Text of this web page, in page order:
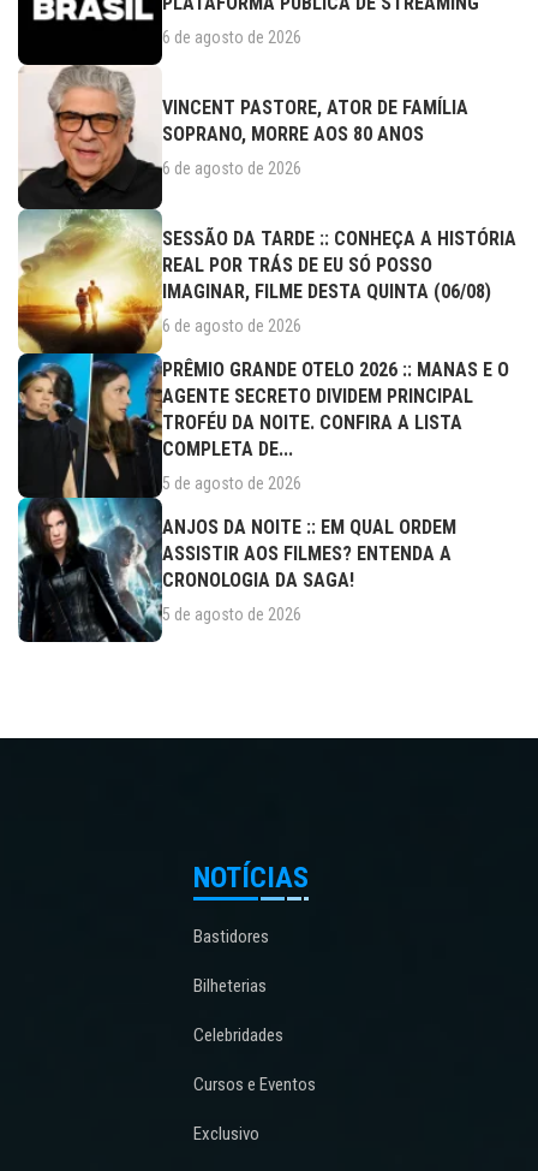
6 de agosto de 2026
VINCENT PASTORE, ATOR DE FAMÍLIA
SOPRANO, MORRE AOS 80 ANOS
6 de agosto de 2026
SESSÃO DA TARDE :: CONHEÇA A HISTÓRIA
REAL POR TRÁS DE EU SÓ POSSO
IMAGINAR, FILME DESTA QUINTA (06/08)
6 de agosto de 2026
PRÊMIO GRANDE OTELO 2026 :: MANAS E O
AGENTE SECRETO DIVIDEM PRINCIPAL
TROFÉU DA NOITE. CONFIRA A LISTA
COMPLETA DE...
5 de agosto de 2026
ANJOS DA NOITE :: EM QUAL ORDEM
ASSISTIR AOS FILMES? ENTENDA A
CRONOLOGIA DA SAGA!
5 de agosto de 2026
NOTÍCIAS
Bastidores
Bilheterias
Celebridades
Cursos e Eventos
Exclusivo